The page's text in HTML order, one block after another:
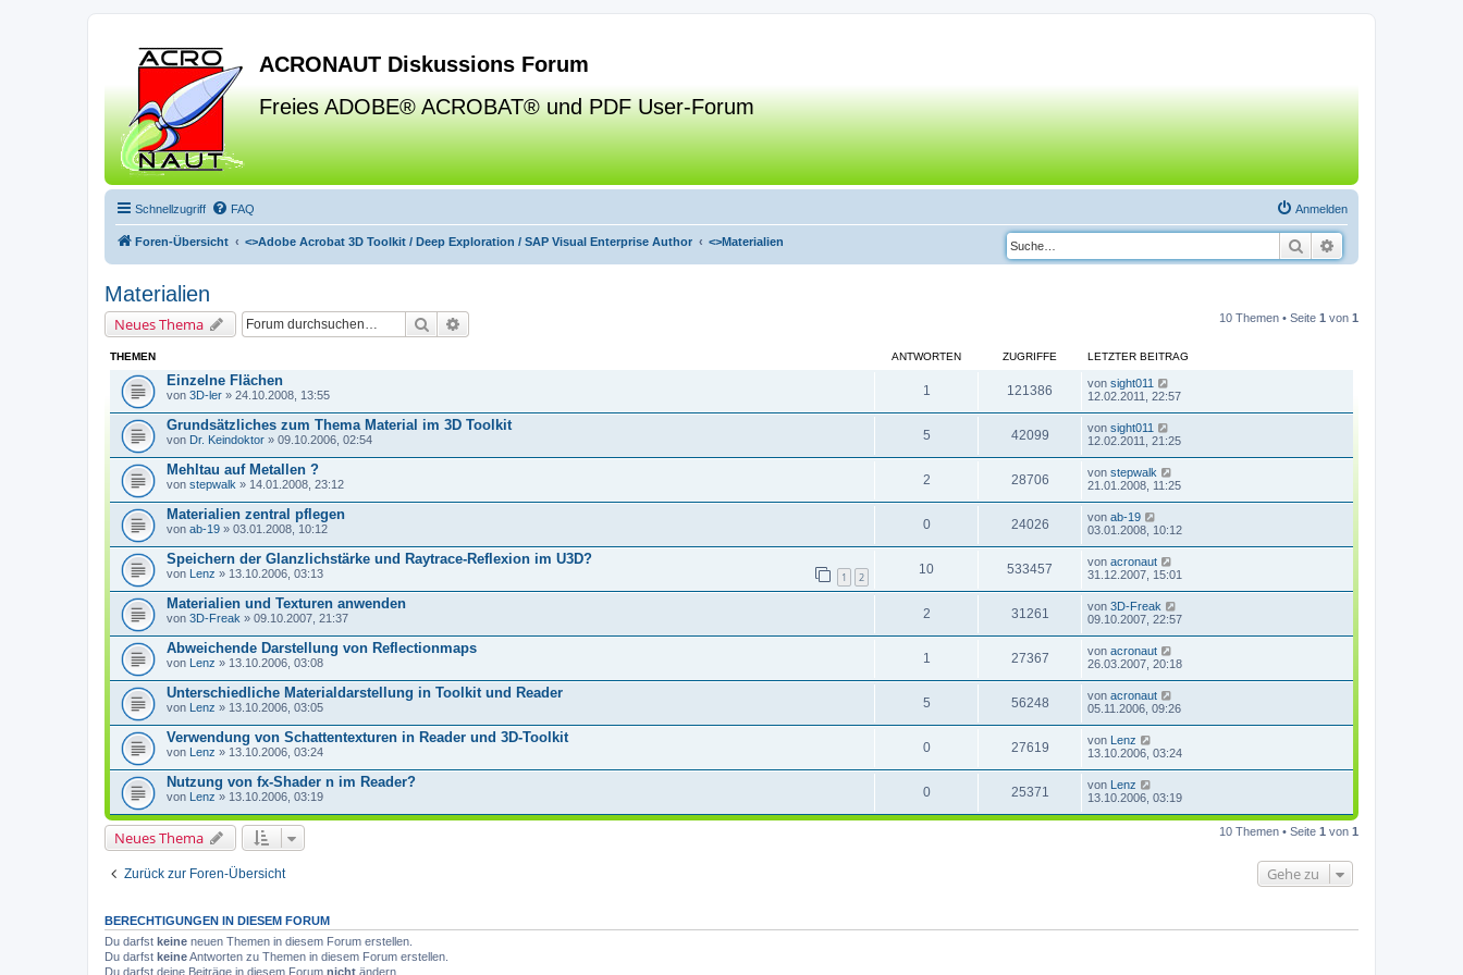
ACRONAUT Diskussions Forum
Freies ADOBE® ACROBAT® und PDF User-Forum
Schnellzugriff FAQ Anmelden
Foren-Übersicht <>Adobe Acrobat 3D Toolkit / Deep Exploration / SAP Visual Enterprise Author <>Materialien Suche
Materialien
Neues Thema Suche 10 Themen • Seite 1 von 1
THEMEN ANTWORTEN ZUGRIFFE LETZTER BEITRAG
Einzelne Flächen
von 3D-ler » 24.10.2008, 13:55 1 121386 von sight011
12.02.2011, 22:57
Grundsätzliches zum Thema Material im 3D Toolkit
von Dr. Keindoktor » 09.10.2006, 02:54 5 42099 von sight011
12.02.2011, 21:25
Mehltau auf Metallen ?
von stepwalk » 14.01.2008, 23:12 2 28706 von stepwalk
21.01.2008, 11:25
Materialien zentral pflegen
von ab-19 » 03.01.2008, 10:12 0 24026 von ab-19
03.01.2008, 10:12
Speichern der Glanzlichstärke und Raytrace-Reflexion im U3D?
von Lenz » 13.10.2006, 03:13 1 2
10 533457 von acronaut
31.12.2007, 15:01
Materialien und Texturen anwenden
von 3D-Freak » 09.10.2007, 21:37 2 31261 von 3D-Freak
09.10.2007, 22:57
Abweichende Darstellung von Reflectionmaps
von Lenz » 13.10.2006, 03:08 1 27367 von acronaut
26.03.2007, 20:18
Unterschiedliche Materialdarstellung in Toolkit und Reader
von Lenz » 13.10.2006, 03:05 5 56248 von acronaut
05.11.2006, 09:26
Verwendung von Schattentexturen in Reader und 3D-Toolkit
von Lenz » 13.10.2006, 03:24 0 27619 von Lenz
13.10.2006, 03:24
Nutzung von fx-Shader n im Reader?
von Lenz » 13.10.2006, 03:19 0 25371 von Lenz
13.10.2006, 03:19
Neues Thema 10 Themen • Seite 1 von 1
Zurück zur Foren-Übersicht Gehe zu
BERECHTIGUNGEN IN DIESEM FORUM
Du darfst keine neuen Themen in diesem Forum erstellen.
Du darfst keineAntworten zu Themen in diesem Forum erstellen.
Du darfst deine Beiträge in diesem Forum nicht ändern.